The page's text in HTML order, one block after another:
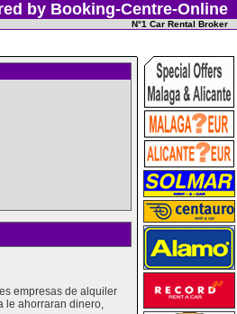
by Booking-Centre-Online
N°1 Car Rental Broker
empresas de alquiler
le ahorraran dinero,